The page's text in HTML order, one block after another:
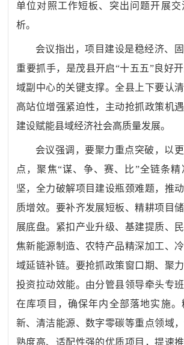
单位对照工作短板、突出问题开展交
析。
会议指出，项目建设是稳经济、
重要抓手，是茂县开启“十五五”良好
域副中心的关键支撑。全县上下要认
高站位增强紧迫性，主动抢抓政策机
建设赋能县域经济社会高质量发展。
会议强调，要聚力重点突破，以
点，聚焦“谋、争、赛、比”全链条
坚，全力破解项目建设瓶颈难题，推
质增效。要补齐发展短板、精耕项目
展底盘。紧扣产业升级、基建提质、
焦新能源制造、农特产品精深加工、
域延链补链。要抢抓政策窗口期、聚
投资拉动效能。由分管县领导牵头专
在库项目，确保年内全部落地实施。
新、清洁能源、数字零碳等重点领域
熟度高、适配性强的优质项目，提速推